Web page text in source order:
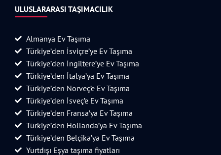
ULUSLARARASI TAŞIMACILIK
Almanya Ev Taşıma
Türkiye’den İsviçre’ye Ev Taşıma
Türkiye’den İngiltere’ye Ev Taşıma
Türkiye’den İtalya’ya Ev Taşıma
Türkiye’den Norveç’e Ev Taşıma
Türkiye’den İsveç’e Ev Taşıma
Türkiye’den Fransa’ya Ev Taşıma
Türkiye’den Hollanda’ya Ev Taşıma
Türkiye’den Belçika’ya Ev Taşıma
Yurtdışı Eşya taşıma fiyatları